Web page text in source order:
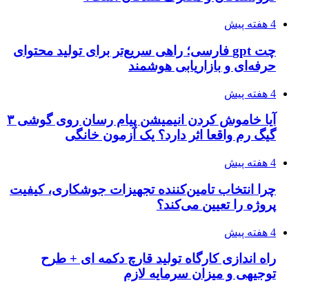
4 هفته پیش
چت gpt فارسی؛ راهی سریع‌تر برای تولید محتوای
حرفه‌ای و بازاریابی هوشمند
4 هفته پیش
آیا خاموش کردن انیمیشن پیام رسان روی گوشی ۳
گیگ رم واقعا اثر دارد؟ یک آزمون خانگی
4 هفته پیش
چرا انتخاب تامین‌کننده تجهیزات جوشکاری، کیفیت
پروژه را تعیین می‌کند؟
4 هفته پیش
راه اندازی کارگاه تولید قارچ دکمه ای + طرح
توجیهی و میزان سرمایه لازم